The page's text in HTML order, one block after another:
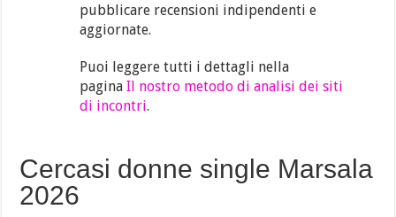
pubblicare recensioni indipendenti e
aggiornate.
Puoi leggere tutti i dettagli nella
paginaIl nostro metodo di analisi dei siti
di incontri.
Cercasi donne single Marsala
2026